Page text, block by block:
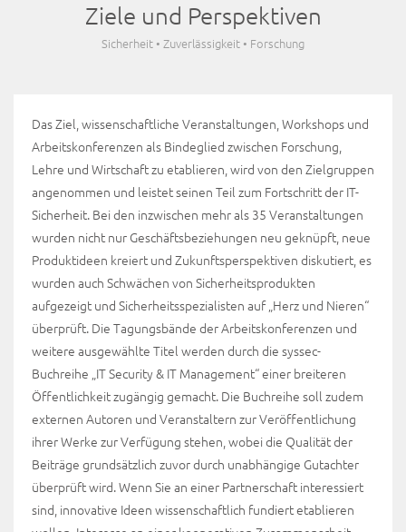
Ziele und Perspektiven
Sicherheit • Zuverlässigkeit • Forschung
Das Ziel, wissenschaftliche Veranstaltungen, Workshops und
Arbeitskonferenzen als Bindeglied zwischen Forschung,
Lehre und Wirtschaft zu etablieren, wird von den Zielgruppen
angenommen und leistet seinen Teil zum Fortschritt der IT-
Sicherheit. Bei den inzwischen mehr als 35 Veranstaltungen
wurden nicht nur Geschäftsbeziehungen neu geknüpft, neue
Produktideen kreiert und Zukunftsperspektiven diskutiert, es
wurden auch Schwächen von Sicherheitsprodukten
aufgezeigt und Sicherheitsspezialisten auf „Herz und Nieren“
überprüft. Die Tagungsbände der Arbeitskonferenzen und
weitere ausgewählte Titel werden durch die syssec-
Buchreihe „IT Security & IT Management“ einer breiteren
Öffentlichkeit zugängig gemacht. Die Buchreihe soll zudem
externen Autoren und Veranstaltern zur Veröffentlichung
ihrer Werke zur Verfügung stehen, wobei die Qualität der
Beiträge grundsätzlich zuvor durch unabhängige Gutachter
überprüft wird. Wenn Sie an einer Partnerschaft interessiert
sind, innovative Ideen wissenschaftlich fundiert etablieren